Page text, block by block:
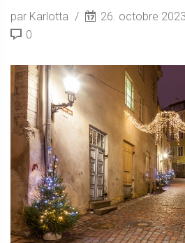
par Karlotta 26. octobre 2023
0